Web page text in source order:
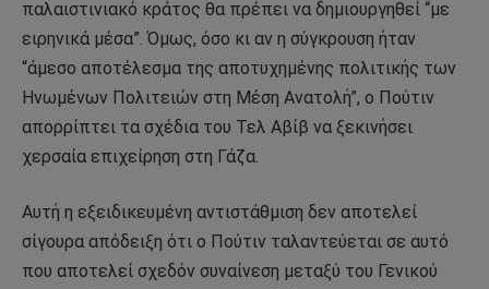
παλαιστινιακό κράτος θα πρέπει να δημιουργηθεί “με
ειρηνικά μέσα”. Όμως, όσο κι αν η σύγκρουση ήταν
“άμεσο αποτέλεσμα της αποτυχημένης πολιτικής των
Ηνωμένων Πολιτειών στη Μέση Ανατολή”, ο Πούτιν
απορρίπτει τα σχέδια του Τελ Αβίβ να ξεκινήσει
χερσαία επιχείρηση στη Γάζα.
Αυτή η εξειδικευμένη αντιστάθμιση δεν αποτελεί
σίγουρα απόδειξη ότι ο Πούτιν ταλαντεύεται σε αυτό
που αποτελεί σχεδόν συναίνεση μεταξύ του Γενικού